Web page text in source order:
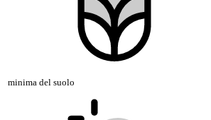
minima del suolo